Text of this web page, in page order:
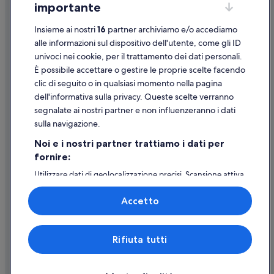
Linee guida sui contenuti e segnalazione dei contenuti
Supporto
Assistenza clienti
Contattaci
Come cancellare un volo
Come modificare la prenotazione di un hotel o una casa vacanze
Utilizzare un coupon Expedia
Documenti per i viaggi internazionali
© 2026 Expedia, Inc., una società di Expedia Group. Tutti i diritti riservati.
Expedia e il logo di Expedia sono marchi registrati o marchi di Expedia,
importante
Insieme ai nostri16 partner archiviamo e/o accediamo
alle informazioni sul dispositivo dell'utente, come gli ID
univoci nei cookie, per il trattamento dei dati personali.
È possibile accettare o gestire le proprie scelte facendo
clic di seguito o in qualsiasi momento nella pagina
dell'informativa sulla privacy. Queste scelte verranno
segnalate ai nostri partner e non influenzeranno i dati
sulla navigazione.
Noi e i nostri partner trattiamo i dati per
fornire:
Utilizzare dati di geolocalizzazione precisi. Scansione attiva
delle caratteristiche del dispositivo ai fini
dell’identificazione. Archiviare informazioni su dispositivo
e/o accedervi. Pubblicità e contenuti personalizzati,
misurazione delle prestazioni dei contenuti e degli
annunci, ricerche sul pubblico, sviluppo di servizi.
Elenco dei partner (fornitori)
Rifiuta tutti
Accetto